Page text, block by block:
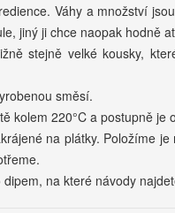
Váhy a množství
jiný ji chce naopak hodně
stejně velké kousky,
směsí.
kolem 220°C a postupně je
na plátky. Položíme
na které návody